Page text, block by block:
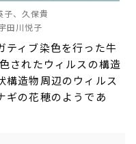
、久保貴
田川悦子
ティブ染色を行った牛
されたウィルスの構造
構造物周辺のウィルス
ギの花穂のようであ